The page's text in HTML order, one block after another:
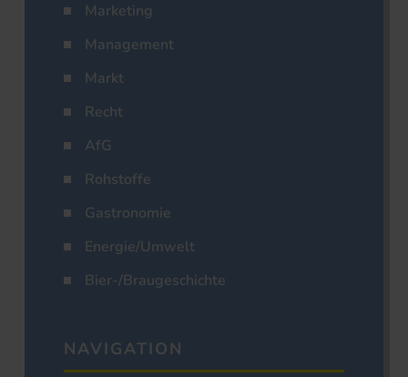
Marketing
Management
Markt
Recht
AfG
Rohstoffe
Gastronomie
Energie/Umwelt
Bier-/Braugeschichte
NAVIGATION